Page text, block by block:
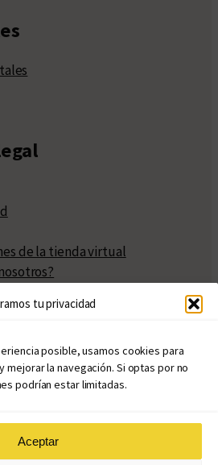
tu privacidad
posible, usamos cookies para
la navegación. Si optas por no
podrían estar limitadas.
Aceptar
de la tienda virtual